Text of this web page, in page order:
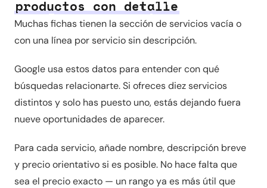
productos con detalle
Muchas fichas tienen la sección de servicios vacía o
con una línea por servicio sin descripción.
Google usa estos datos para entender con qué
búsquedas relacionarte. Si ofreces diez servicios
distintos y solo has puesto uno, estás dejando fuera
nueve oportunidades de aparecer.
Para cada servicio, añade nombre, descripción breve
y precio orientativo si es posible. No hace falta que
sea el precio exacto — un rango ya es más útil que